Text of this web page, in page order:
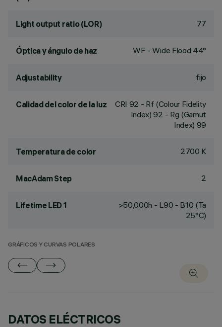
Light output ratio (LOR) 77
Óptica y ángulo de haz WF - Wide Flood 44°
Adjustability fijo
Calidad del color de la luz CRI 92 - Rf (Colour Fidelity
Index) 92 - Rg (Gamut
Index) 99
Temperatura de color 2700 K
MacAdam Step 2
Lifetime LED 1
>50,000h - L90 - B10 (Ta
25°C)
GRÁFICOS Y CURVAS POLARES
DATOS ELÉCTRICOS